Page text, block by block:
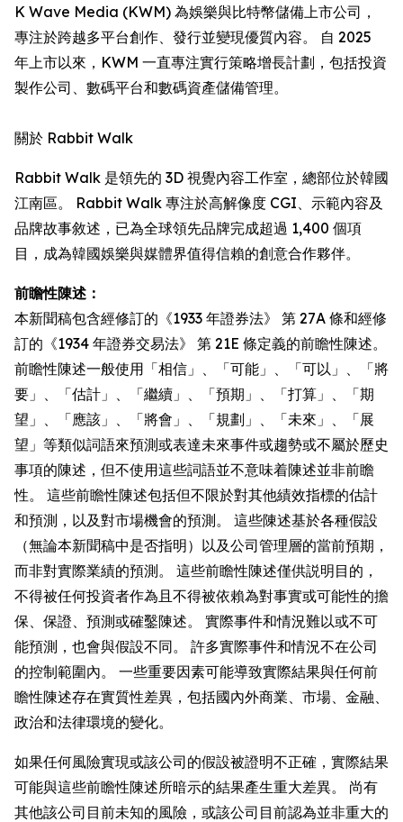
K Wave Media (KWM) 為娛樂與比特幣儲備上市公司，
專注於跨越多平台創作、發行並變現優質內容。 自 2025
年上市以來，KWM 一直專注實行策略增長計劃，包括投資
製作公司、數碼平台和數碼資產儲備管理。
關於 Rabbit Walk
Rabbit Walk 是領先的 3D 視覺內容工作室，總部位於韓國
江南區。 Rabbit Walk 專注於高解像度 CGI、示範內容及
品牌故事敘述，已為全球領先品牌完成超過 1,400 個項
目，成為韓國娛樂與媒體界值得信賴的創意合作夥伴。
前瞻性陳述：
本新聞稿包含經修訂的《1933 年證券法》 第 27A 條和經修
訂的《1934 年證券交易法》 第 21E 條定義的前瞻性陳述。
前瞻性陳述一般使用「相信」、「可能」、「可以」、「將
要」、「估計」、「繼續」、「預期」、「打算」、「期
望」、「應該」、「將會」、「規劃」、「未來」、「展
望」等類似詞語來預測或表達未來事件或趨勢或不屬於歷史
事項的陳述，但不使用這些詞語並不意味着陳述並非前瞻
性。 這些前瞻性陳述包括但不限於對其他績效指標的估計
和預測，以及對市場機會的預測。 這些陳述基於各種假設
（無論本新聞稿中是否指明）以及公司管理層的當前預期，
而非對實際業績的預測。 這些前瞻性陳述僅供説明目的，
不得被任何投資者作為且不得被依賴為對事實或可能性的擔
保、保證、預測或確鑿陳述。 實際事件和情況難以或不可
能預測，也會與假設不同。 許多實際事件和情況不在公司
的控制範圍內。 一些重要因素可能導致實際結果與任何前
瞻性陳述存在實質性差異，包括國內外商業、市場、金融、
政治和法律環境的變化。
如果任何風險實現或該公司的假設被證明不正確，實際結果
可能與這些前瞻性陳述所暗示的結果產生重大差異。 尚有
其他該公司目前未知的風險，或該公司目前認為並非重大的